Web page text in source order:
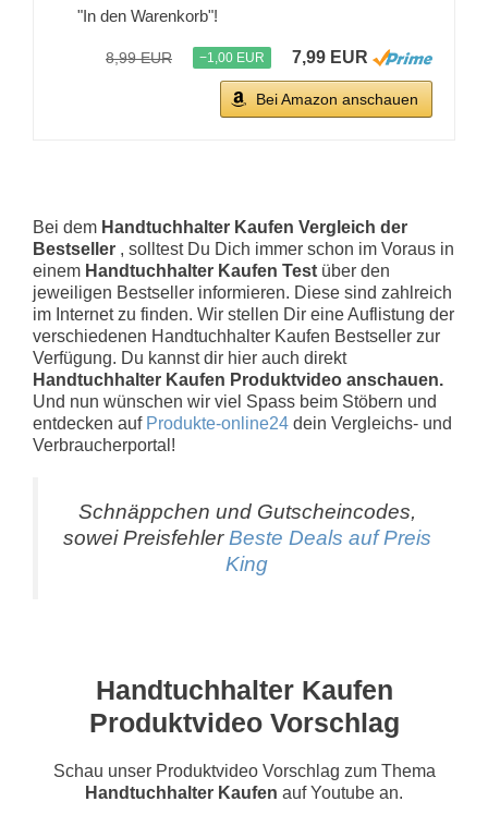
"In den Warenkorb"!
8,99 EUR −1,00 EUR 7,99 EUR
Bei Amazon anschauen
Bei dem Handtuchhalter Kaufen Vergleich der
Bestseller , solltest Du Dich immer schon im Voraus in
einem Handtuchhalter Kaufen Test über den
jeweiligen Bestseller informieren. Diese sind zahlreich
im Internet zu finden. Wir stellen Dir eine Auflistung der
verschiedenen Handtuchhalter Kaufen Bestseller zur
Verfügung. Du kannst dir hier auch direkt
Handtuchhalter Kaufen Produktvideo anschauen.
Und nun wünschen wir viel Spass beim Stöbern und
entdecken auf Produkte-online24 dein Vergleichs- und
Verbraucherportal!
Schnäppchen und Gutscheincodes,
sowei Preisfehler Beste Deals auf Preis
King
Handtuchhalter Kaufen
Produktvideo Vorschlag
Schau unser Produktvideo Vorschlag zum Thema
Handtuchhalter Kaufen auf Youtube an.